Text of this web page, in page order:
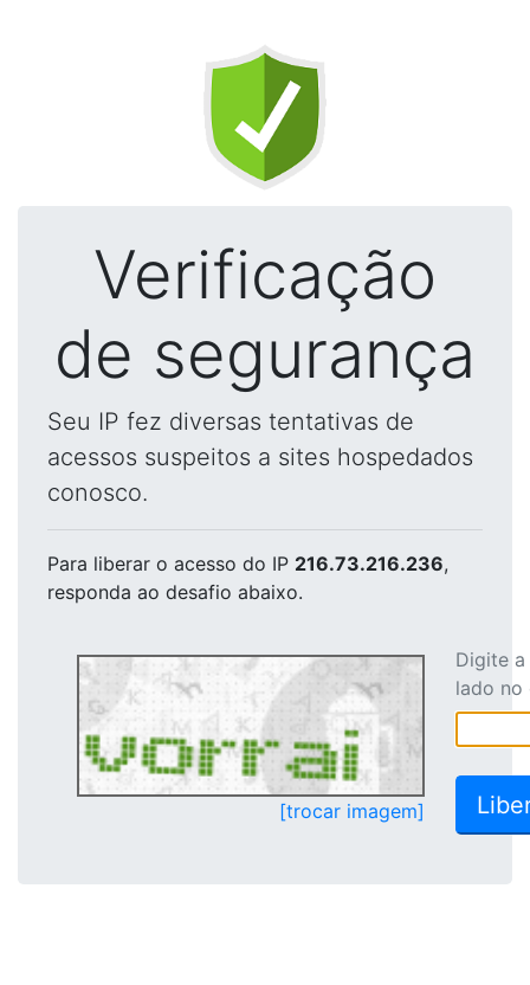
Verificação
de segurança
Seu IP fez diversas tentativas de
acessos suspeitos a sites hospedados
conosco.
Para liberar o acesso do IP 216.73.216.236,
responda ao desafio abaixo.
[trocar imagem]
Digite
lado no